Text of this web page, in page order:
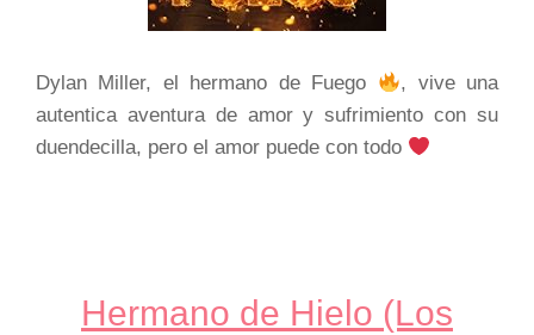
Dylan Miller, el hermano de Fuego
, vive una
autentica aventura de amor y sufrimiento con su
duendecilla, pero el amor puede con todo
Hermano de Hielo (Los